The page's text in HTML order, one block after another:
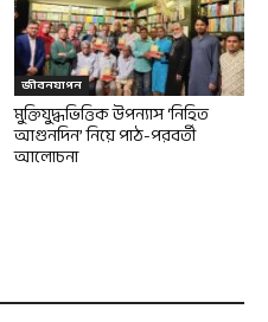
জীবনযাপন
মুক্তিযুদ্ধভিত্তিক উপন্যাস ‘নিহিত
আগুনদিন’ নিয়ে পাঠ-পরবর্তী
আলোচনা